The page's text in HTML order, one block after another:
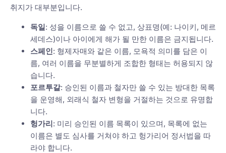
취지가 대부분입니다.
독일: 성을 이름으로 쓸 수 없고, 상표명(예: 나이키, 메르
세데스)이나 아이에게 해가 될 만한 이름은 금지됩니다.
스페인: 형제자매와 같은 이름, 모욕적 의미를 담은 이
름, 여러 이름을 무분별하게 조합한 형태는 허용되지 않
습니다.
포르투갈: 승인된 이름과 철자만 쓸 수 있는 방대한 목록
을 운영해, 외래식 철자 변형을 거절하는 것으로 유명합
니다.
헝가리: 미리 승인된 이름 목록이 있으며, 목록에 없는
이름은 별도 심사를 거쳐야 하고 헝가리어 정서법을 따
라야 합니다.